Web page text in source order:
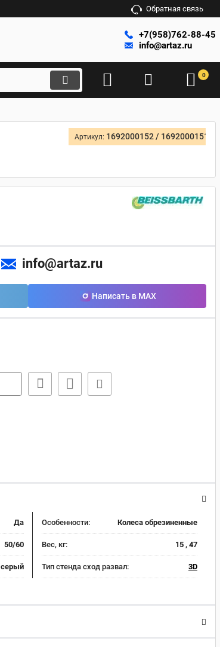
Обратная связь
+7(958)762-88-45
info@artaz.ru
0
Артикул: 1692000152 / 1692000151
info@artaz.ru
Написать в MAX
Да Особенности: Колеса обрезиненные
50/60 Вес, кг: 15 , 47
серый Тип стенда сход развал: 3D